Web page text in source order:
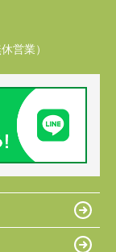
営業）